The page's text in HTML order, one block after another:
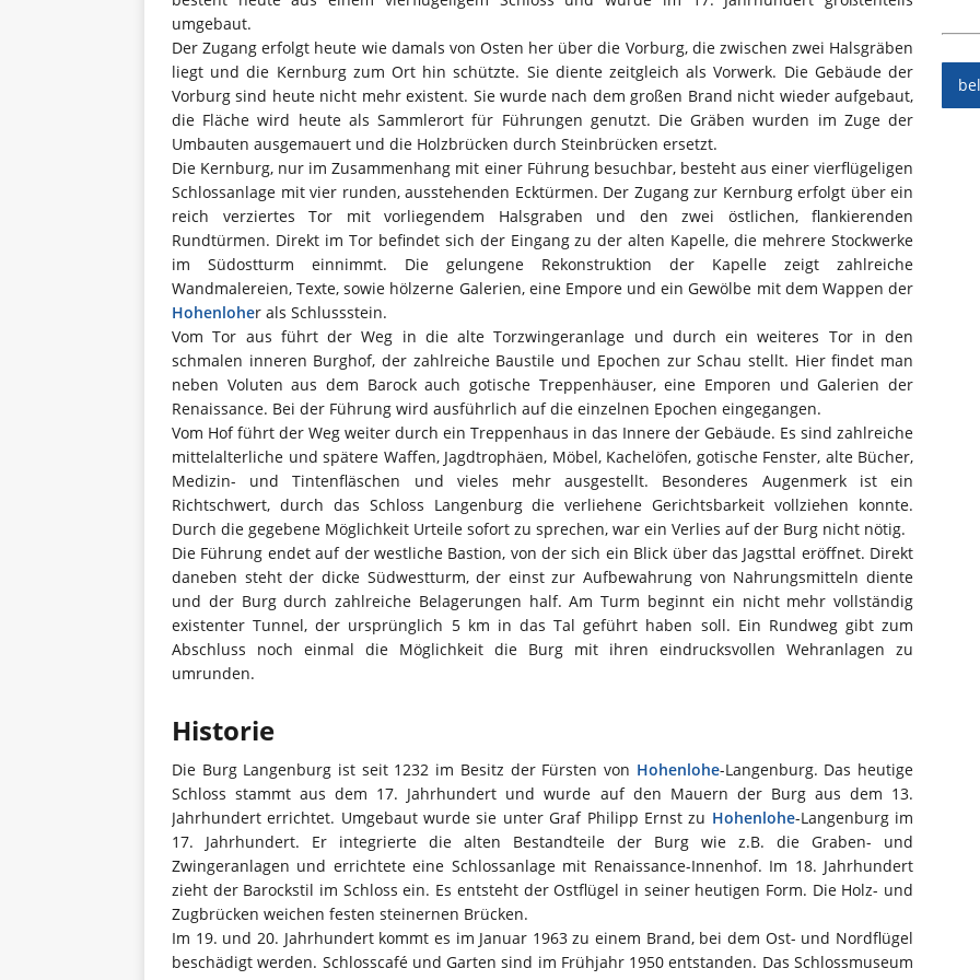
umgebaut.
Der Zugang erfolgt heute wie damals von Osten her über die Vorburg, die zwischen zwei Halsgräben
liegt und die Kernburg zum Ort hin schützte. Sie diente zeitgleich als Vorwerk. Die Gebäude der
Vorburg sind heute nicht mehr existent. Sie wurde nach dem großen Brand nicht wieder aufgebaut,
die Fläche wird heute als Sammlerort für Führungen genutzt. Die Gräben wurden im Zuge der
Umbauten ausgemauert und die Holzbrücken durch Steinbrücken ersetzt.
Die Kernburg, nur im Zusammenhang mit einer Führung besuchbar, besteht aus einer vierflügeligen
Schlossanlage mit vier runden, ausstehenden Ecktürmen. Der Zugang zur Kernburg erfolgt über ein
reich verziertes Tor mit vorliegendem Halsgraben und den zwei östlichen, flankierenden
Rundtürmen. Direkt im Tor befindet sich der Eingang zu der alten Kapelle, die mehrere Stockwerke
im Südostturm einnimmt. Die gelungene Rekonstruktion der Kapelle zeigt zahlreiche
Wandmalereien, Texte, sowie hölzerne Galerien, eine Empore und ein Gewölbe mit dem Wappen der
Hohenloher als Schlussstein.
Vom Tor aus führt der Weg in die alte Torzwingeranlage und durch ein weiteres Tor in den
schmalen inneren Burghof, der zahlreiche Baustile und Epochen zur Schau stellt. Hier findet man
neben Voluten aus dem Barock auch gotische Treppenhäuser, eine Emporen und Galerien der
Renaissance. Bei der Führung wird ausführlich auf die einzelnen Epochen eingegangen.
Vom Hof führt der Weg weiter durch ein Treppenhaus in das Innere der Gebäude. Es sind zahlreiche
mittelalterliche und spätere Waffen, Jagdtrophäen, Möbel, Kachelöfen, gotische Fenster, alte Bücher,
Medizin- und Tintenfläschen und vieles mehr ausgestellt. Besonderes Augenmerk ist ein
Richtschwert, durch das Schloss Langenburg die verliehene Gerichtsbarkeit vollziehen konnte.
Durch die gegebene Möglichkeit Urteile sofort zu sprechen, war ein Verlies auf der Burg nicht nötig.
Die Führung endet auf der westliche Bastion, von der sich ein Blick über das Jagsttal eröffnet. Direkt
daneben steht der dicke Südwestturm, der einst zur Aufbewahrung von Nahrungsmitteln diente
und der Burg durch zahlreiche Belagerungen half. Am Turm beginnt ein nicht mehr vollständig
existenter Tunnel, der ursprünglich 5 km in das Tal geführt haben soll. Ein Rundweg gibt zum
Abschluss noch einmal die Möglichkeit die Burg mit ihren eindrucksvollen Wehranlagen zu
umrunden.
Historie
Die Burg Langenburg ist seit 1232 im Besitz der Fürsten von Hohenlohe-Langenburg. Das heutige
Schloss stammt aus dem 17. Jahrhundert und wurde auf den Mauern der Burg aus dem 13.
Jahrhundert errichtet. Umgebaut wurde sie unter Graf Philipp Ernst zu Hohenlohe-Langenburg im
17. Jahrhundert. Er integrierte die alten Bestandteile der Burg wie z.B. die Graben- und
Zwingeranlagen und errichtete eine Schlossanlage mit Renaissance-Innenhof. Im 18. Jahrhundert
zieht der Barockstil im Schloss ein. Es entsteht der Ostflügel in seiner heutigen Form. Die Holz- und
Zugbrücken weichen festen steinernen Brücken.
Im 19. und 20. Jahrhundert kommt es im Januar 1963 zu einem Brand, bei dem Ost- und Nordflügel
beschädigt werden. Schlosscafé und Garten sind im Frühjahr 1950 entstanden. Das Schlossmuseum